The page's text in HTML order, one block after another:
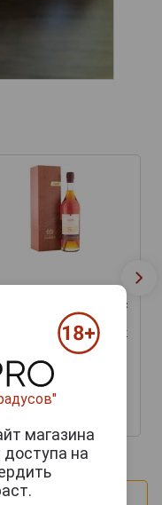
Bas Armagnac
de Montal 1998 years
Баз Арманьяк
Монталь 1998г 0.7л в
упаковке
магазина
доступа на